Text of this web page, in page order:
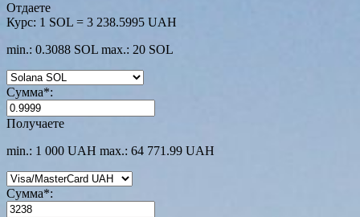
Отдаете
Курс: 1 SOL = 3 238.5995 UAH
min.: 0.3088 SOL max.: 20 SOL
Сумма*:
Получаете
min.: 1 000 UAH max.: 64 771.99 UAH
Сумма*: